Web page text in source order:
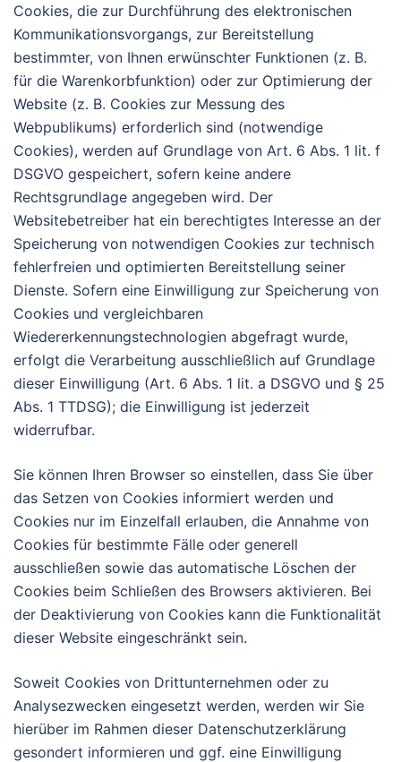
Cookies, die zur Durchführung des elektronischen
Kommunikationsvorgangs, zur Bereitstellung
bestimmter, von Ihnen erwünschter Funktionen (z. B.
für die Warenkorbfunktion) oder zur Optimierung der
Website (z. B. Cookies zur Messung des
Webpublikums) erforderlich sind (notwendige
Cookies), werden auf Grundlage von Art. 6 Abs. 1 lit. f
DSGVO gespeichert, sofern keine andere
Rechtsgrundlage angegeben wird. Der
Websitebetreiber hat ein berechtigtes Interesse an der
Speicherung von notwendigen Cookies zur technisch
fehlerfreien und optimierten Bereitstellung seiner
Dienste. Sofern eine Einwilligung zur Speicherung von
Cookies und vergleichbaren
Wiedererkennungstechnologien abgefragt wurde,
erfolgt die Verarbeitung ausschließlich auf Grundlage
dieser Einwilligung (Art. 6 Abs. 1 lit. a DSGVO und § 25
Abs. 1 TTDSG); die Einwilligung ist jederzeit
widerrufbar.
Sie können Ihren Browser so einstellen, dass Sie über
das Setzen von Cookies informiert werden und
Cookies nur im Einzelfall erlauben, die Annahme von
Cookies für bestimmte Fälle oder generell
ausschließen sowie das automatische Löschen der
Cookies beim Schließen des Browsers aktivieren. Bei
der Deaktivierung von Cookies kann die Funktionalität
dieser Website eingeschränkt sein.
Soweit Cookies von Drittunternehmen oder zu
Analysezwecken eingesetzt werden, werden wir Sie
hierüber im Rahmen dieser Datenschutzerklärung
gesondert informieren und ggf. eine Einwilligung